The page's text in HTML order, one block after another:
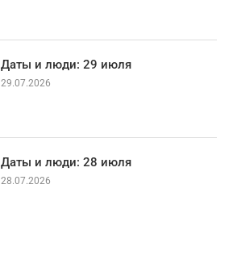
Даты и люди: 29 июля
29.07.2026
Даты и люди: 28 июля
28.07.2026